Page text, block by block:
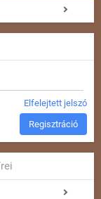
Elfelejtett jelszó
Regisztráció